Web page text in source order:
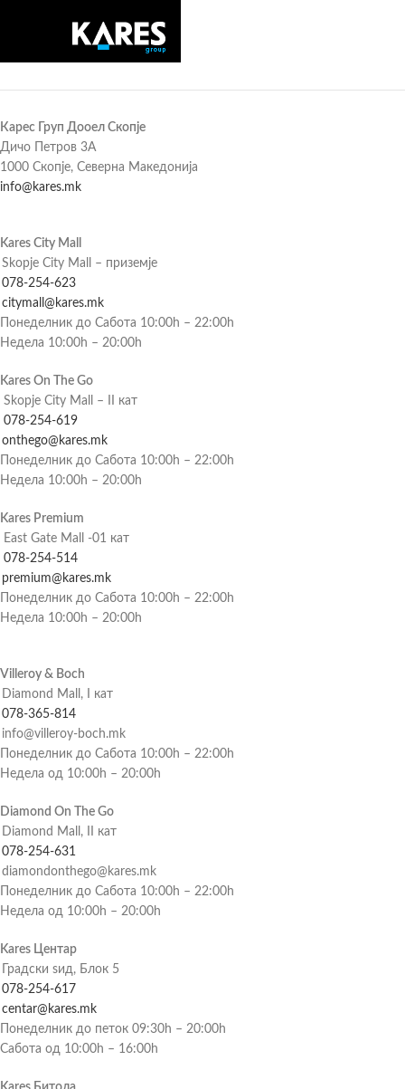
Карес Груп Дооел Скопје
Дичо Петров 3А
1000 Скопје, Северна Македонија
info@kares.mk
Kares City Mall
Skopje City Mall – приземје
078-254-623
citymall@kares.mk
Понеделник до Сабота 10:00h – 22:00h
Недела 10:00h – 20:00h
Kares On The Go
Skopje City Mall – II кат
078-254-619
onthego@kares.mk
Понеделник до Сабота 10:00h – 22:00h
Недела 10:00h – 20:00h
Kares Premium
East Gate Mall -01 кат
078-254-514
premium@kares.mk
Понеделник до Сабота 10:00h – 22:00h
Недела 10:00h – 20:00h
Villeroy & Boch
Diamond Mall, I кат
078-365-814
info@villeroy-boch.mk
Понеделник до Сабота 10:00h – 22:00h
Недела од 10:00h – 20:00h
Diamond On The Go
Diamond Mall, II кат
078-254-631
diamondonthego@kares.mk
Понеделник до Сабота 10:00h – 22:00h
Недела од 10:00h – 20:00h
Kares Центар
Градски ѕид, Блок 5
078-254-617
centar@kares.mk
Понеделник до петок 09:30h – 20:00h
Сабота од 10:00h – 16:00h